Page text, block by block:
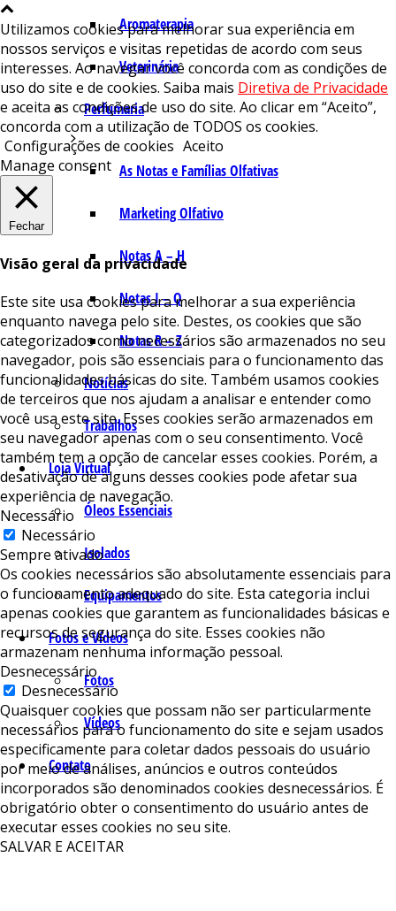
Aromaterapia
Veterinária
Perfumaria
As Notas e Famílias Olfativas
Marketing Olfativo
Notas A – H
Notas I – Q
Notas R – Z
Notícias
Trabalhos
Loja Virtual
Óleos Essenciais
Isolados
Equipamentos
Fotos e Vídeos
Fotos
Vídeos
Contato
Utilizamos cookies para melhorar sua experiência em
nossos serviços e visitas repetidas de acordo com seus
interesses. Ao navegar você concorda com as condições de
uso do site e de cookies. Saiba mais Diretiva de Privacidade
e aceita as condições de uso do site. Ao clicar em “Aceito”,
concorda com a utilização de TODOS os cookies.
Configurações de cookies Aceito
Manage consent
Fechar
Visão geral da privacidade
Este site usa cookies para melhorar a sua experiência
enquanto navega pelo site. Destes, os cookies que são
categorizados como necessários são armazenados no seu
navegador, pois são essenciais para o funcionamento das
funcionalidades básicas do site. Também usamos cookies
de terceiros que nos ajudam a analisar e entender como
você usa este site. Esses cookies serão armazenados em
seu navegador apenas com o seu consentimento. Você
também tem a opção de cancelar esses cookies. Porém, a
desativação de alguns desses cookies pode afetar sua
experiência de navegação.
Necessário
Necessário
Sempre ativado
Os cookies necessários são absolutamente essenciais para
o funcionamento adequado do site. Esta categoria inclui
apenas cookies que garantem as funcionalidades básicas e
recursos de segurança do site. Esses cookies não
armazenam nenhuma informação pessoal.
Desnecessário
Desnecessário
Quaisquer cookies que possam não ser particularmente
necessários para o funcionamento do site e sejam usados ​​
especificamente para coletar dados pessoais do usuário
por meio de análises, anúncios e outros conteúdos
incorporados são denominados cookies desnecessários. É
obrigatório obter o consentimento do usuário antes de
executar esses cookies no seu site.
SALVAR E ACEITAR